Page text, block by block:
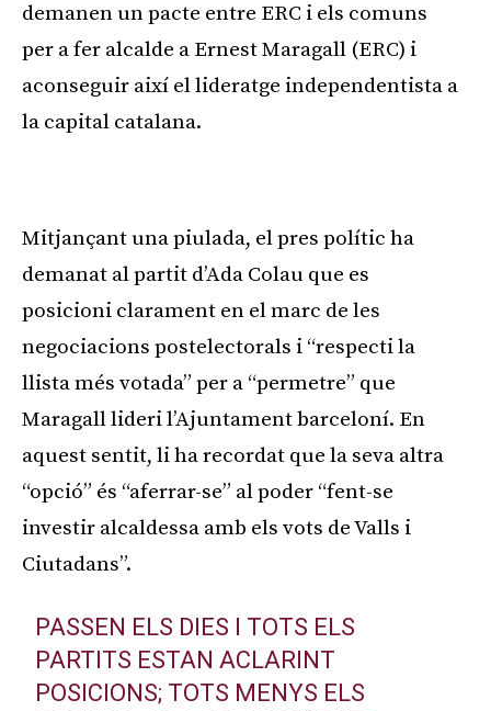
demanen un pacte entre ERC i els comuns
per a fer alcalde a Ernest Maragall (ERC) i
aconseguir així el lideratge independentista a
la capital catalana.
Mitjançant una piulada, el pres polític ha
demanat al partit d’Ada Colau que es
posicioni clarament en el marc de les
negociacions postelectorals i “respecti la
llista més votada” per a “permetre” que
Maragall lideri l’Ajuntament barceloní. En
aquest sentit, li ha recordat que la seva altra
“opció” és “aferrar-se” al poder “fent-se
investir alcaldessa amb els vots de Valls i
Ciutadans”.
PASSEN ELS DIES I TOTS ELS
PARTITS ESTAN ACLARINT
POSICIONS; TOTS MENYS ELS